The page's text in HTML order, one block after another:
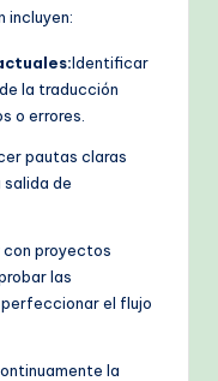
incluyen:
Identificar
la traducción
o errores.
pautas claras
salida de
con proyectos
las
el flujo
la